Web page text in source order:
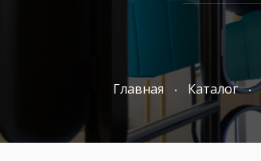
Главная Каталог